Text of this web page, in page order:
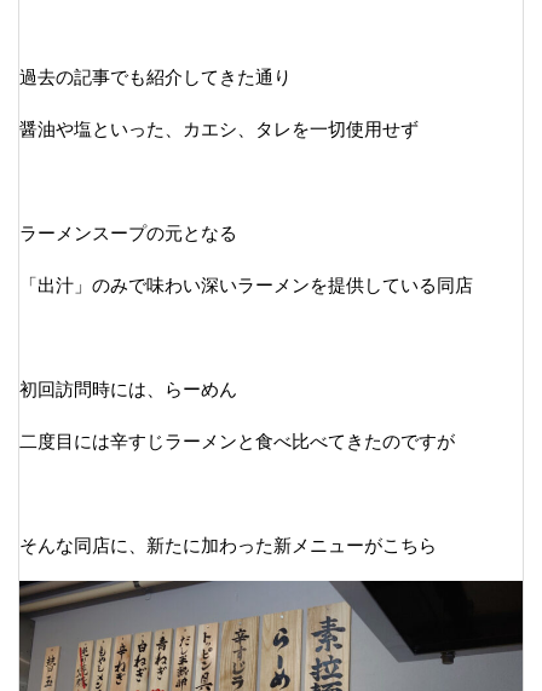
過去の記事でも紹介してきた通り
醤油や塩といった、カエシ、タレを一切使用せず
ラーメンスープの元となる
「出汁」のみで味わい深いラーメンを提供している同店
初回訪問時には、らーめん
二度目には辛すじラーメンと食べ比べてきたのですが
そんな同店に、新たに加わった新メニューがこちら